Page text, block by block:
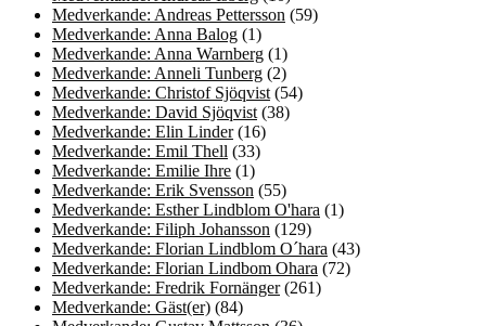
Medverkande: Andreas Pettersson (59)
Medverkande: Anna Balog (1)
Medverkande: Anna Warnberg (1)
Medverkande: Anneli Tunberg (2)
Medverkande: Christof Sjöqvist (54)
Medverkande: David Sjöqvist (38)
Medverkande: Elin Linder(16)
Medverkande: Emil Thell (33)
Medverkande: Emilie Ihre (1)
Medverkande: Erik Svensson (55)
Medverkande: Esther Lindblom O'hara (1)
Medverkande: Filiph Johansson (129)
Medverkande: Florian Lindblom O´hara (43)
Medverkande: Florian Lindbom Ohara (72)
Medverkande: Fredrik Fornänger(261)
Medverkande: Gäst(er) (84)